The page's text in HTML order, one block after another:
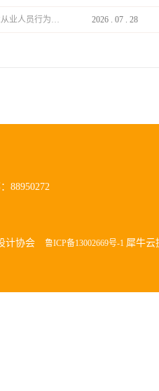
指引（2026版）》宣贯活动的通知 2026 . 07 . 28
88950272
计协会 鲁ICP备13002669号-1 犀牛云